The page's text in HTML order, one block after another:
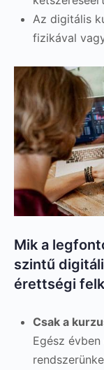
Az digitális
fizikával
Mik a
szintű
érettségi
Csak a
Egész